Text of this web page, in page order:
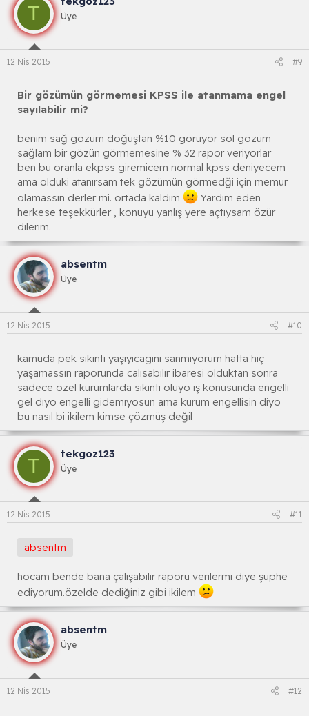
T Üye
12 Nis 2015 #9
Bir gözümün görmemesi KPSS ile atanmama engel
sayılabilir mi?
benim sağ gözüm doğuştan %10 görüyor sol gözüm
sağlam bir gözün görmemesine % 32 rapor veriyorlar
ben bu oranla ekpss giremicem normal kpss deniyecem
ama olduki atanırsam tek gözümün görmedği için memur
olamassın derler mi. ortada kaldım
Yardım eden
herkese teşekkürler , konuyu yanlış yere açtıysam özür
dilerim.
absentm
Üye
12 Nis 2015 #10
kamuda pek sıkıntı yaşıyıcagını sanmıyorum hatta hiç
yaşamassın raporunda calısabılır ibaresi olduktan sonra
sadece özel kurumlarda sıkıntı oluyo iş konusunda engellı
gel dıyo engelli gidemıyosun ama kurum engellisin diyo
bu nasıl bi ikilem kimse çözmüş değil
T
tekgoz123
Üye
12 Nis 2015 #11
absentm
hocam bende bana çalışabilir raporu verilermi diye şüphe
ediyorum.özelde dediğiniz gibi ikilem
absentm
Üye
12 Nis 2015 #12